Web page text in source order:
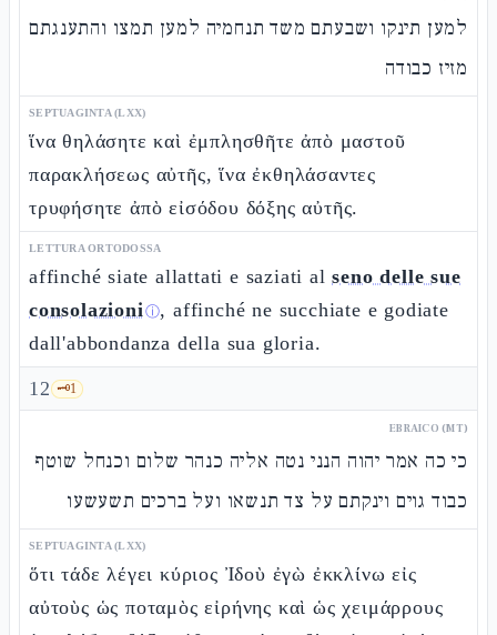
למען תינקו ושבעתם משד תנחמיה למען תמצו והתענגתם
מזיז כבודה
SEPTUAGINTA (LXX)
ἵνα θηλάσητε καὶ ἐμπλησθῆτε ἀπὸ μαστοῦ
παρακλήσεως αὐτῆς, ἵνα ἐκθηλάσαντες
τρυφήσητε ἀπὸ εἰσόδου δόξης αὐτῆς.
LETTURA ORTODOSSA
affinché siate allattati e saziati alseno delle sue
consolazioniⓘ, affinché ne succhiate e godiate
dall'abbondanza della sua gloria.
12 🗝️1
EBRAICO (MT)
כי כה אמר יהוה הנני נטה אליה כנהר שלום וכנחל שוטף
כבוד גוים וינקתם על צד תנשאו ועל ברכים תשעשעו
SEPTUAGINTA (LXX)
ὅτι τάδε λέγει κύριος Ἰδοὺ ἐγὼ ἐκκλίνω εἰς
αὐτοὺς ὡς ποταμὸς εἰρήνης καὶ ὡς χειμάρρους